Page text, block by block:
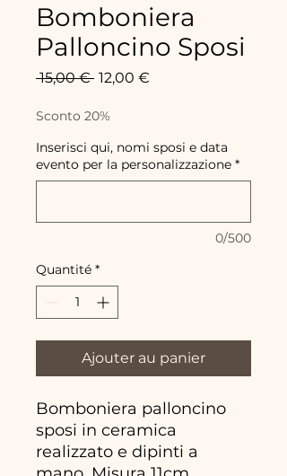
Bomboniera
Palloncino Sposi
15,00 € Prix
12,00 €
Sconto 20%
Inserisci qui, nomi sposi e data
evento per la personalizzazione *
0/500
Quantité *
Ajouter au panier
Bomboniera palloncino
sposi in ceramica
realizzato e dipinti a